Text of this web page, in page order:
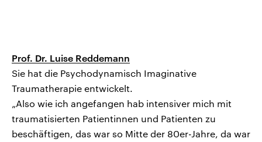
Prof. Dr. Luise Reddemann
Sie hat die Psychodynamisch Imaginative
Traumatherapie entwickelt.
„Also wie ich angefangen hab intensiver mich mit
traumatisierten Patientinnen und Patienten zu
beschäftigen, das war so Mitte der 80er-Jahre, da war